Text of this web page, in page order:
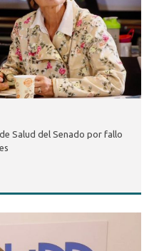
Salud del Senado por fallo